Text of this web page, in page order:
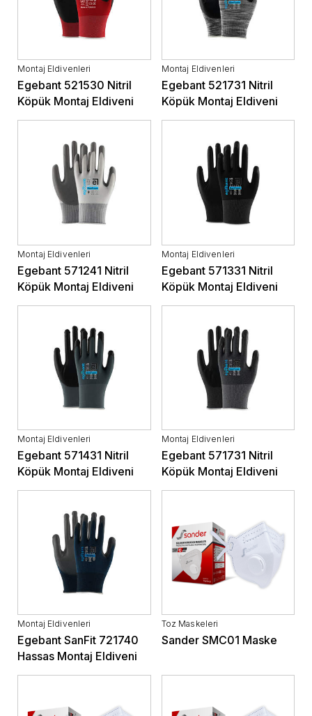
Toz Maskeleri
Sander SMC01 Maske
Montaj Eldivenleri
Egebant 521530 Nitril
Köpük Montaj Eldiveni
Montaj Eldivenleri
Egebant 521731 Nitril
Köpük Montaj Eldiveni
Montaj Eldivenleri
Egebant 571241 Nitril
Köpük Montaj Eldiveni
Montaj Eldivenleri
Egebant 571331 Nitril
Köpük Montaj Eldiveni
Montaj Eldivenleri
Egebant 571431 Nitril
Köpük Montaj Eldiveni
Montaj Eldivenleri
Egebant 571731 Nitril
Köpük Montaj Eldiveni
Montaj Eldivenleri
Egebant SanFit 721740
Hassas Montaj Eldiveni